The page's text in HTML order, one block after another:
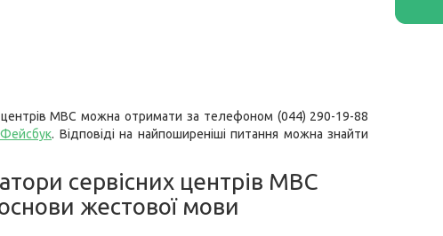
МВС можна отримати за телефоном (044) 290-19-88
Фейсбук. Відповіді на найпоширеніші питання можна знайти
сервісних центрів МВС
жестової мови